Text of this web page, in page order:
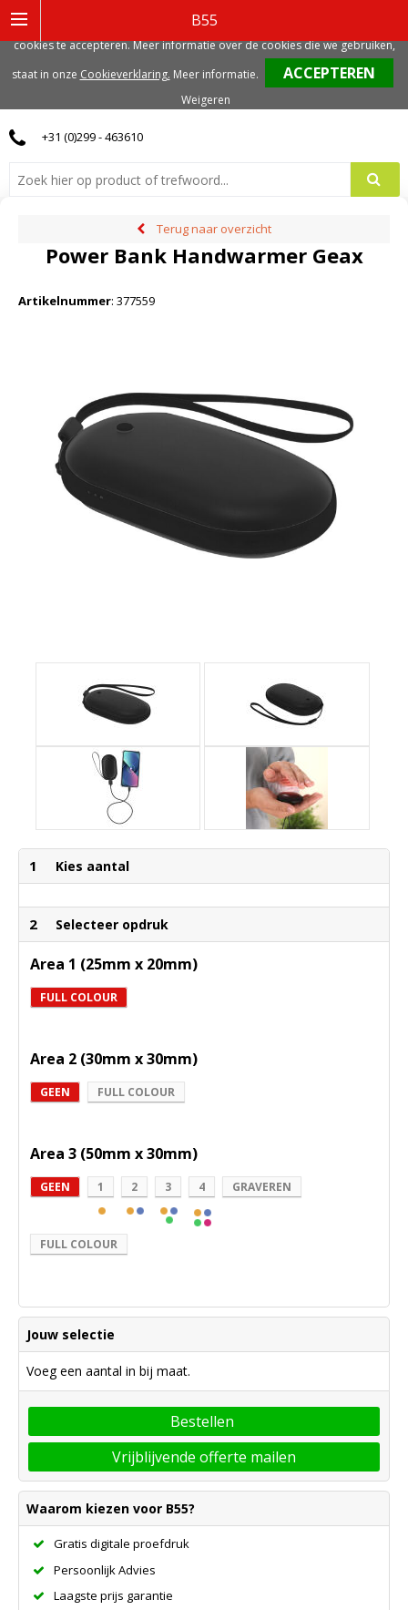
B55
0
+31 (0)299 - 463610
Terug naar overzicht
Power Bank Handwarmer Geax
Artikelnummer: 377559
1 Kies aantal
2 Selecteer opdruk
Area 1 (25mm x 20mm)
FULL COLOUR
Area 2 (30mm x 30mm)
GEEN FULL COLOUR
Area 3 (50mm x 30mm)
GEEN 1 2 3 4 GRAVEREN
FULL COLOUR
Jouw selectie
Voeg een aantal in bij maat.
Bestellen
Vrijblijvende offerte mailen
Waarom kiezen voor B55?
Gratis digitale proefdruk
Persoonlijk Advies
Laagste prijs garantie
gerelateerde cookies. Voor de beste gebruikerservaring, adviseren we deze
cookies te accepteren. Meer informatie over de cookies die we gebruiken,
staat in onze Cookieverklaring. Meer informatie.
Weigeren